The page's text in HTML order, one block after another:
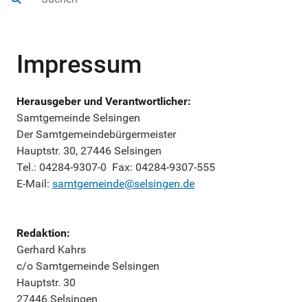
Impressum
Herausgeber und Verantwortlicher:
Samtgemeinde Selsingen
Der Samtgemeindebürgermeister
Hauptstr. 30, 27446 Selsingen
Tel.: 04284-9307-0 Fax: 04284-9307-555
E-Mail: samtgemeinde@selsingen.de
Redaktion:
Gerhard Kahrs
c/o Samtgemeinde Selsingen
Hauptstr. 30
27446 Selsingen